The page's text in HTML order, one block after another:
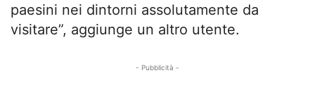
paesini nei dintorni assolutamente da
visitare”, aggiunge un altro utente.
- Pubblicità -